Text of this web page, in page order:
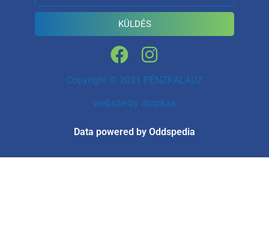
KÜLDÉS
Copyright © 2021 PÉNZKALAUZ
website by dropkaa
Data powered by Oddspedia